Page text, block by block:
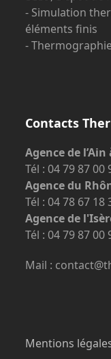
- Simulation
éléments finis
-
Contacts
Agence de l’Ain
Tél : 04 79 87 00
Agence du
Tél : 04 78 67 18
Agence de
Tél : 04 79 87 00
Mail :
Mentions